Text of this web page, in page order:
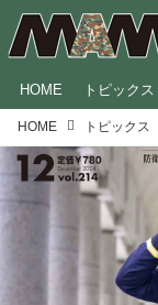
HOME トピックス
HOME トピックス